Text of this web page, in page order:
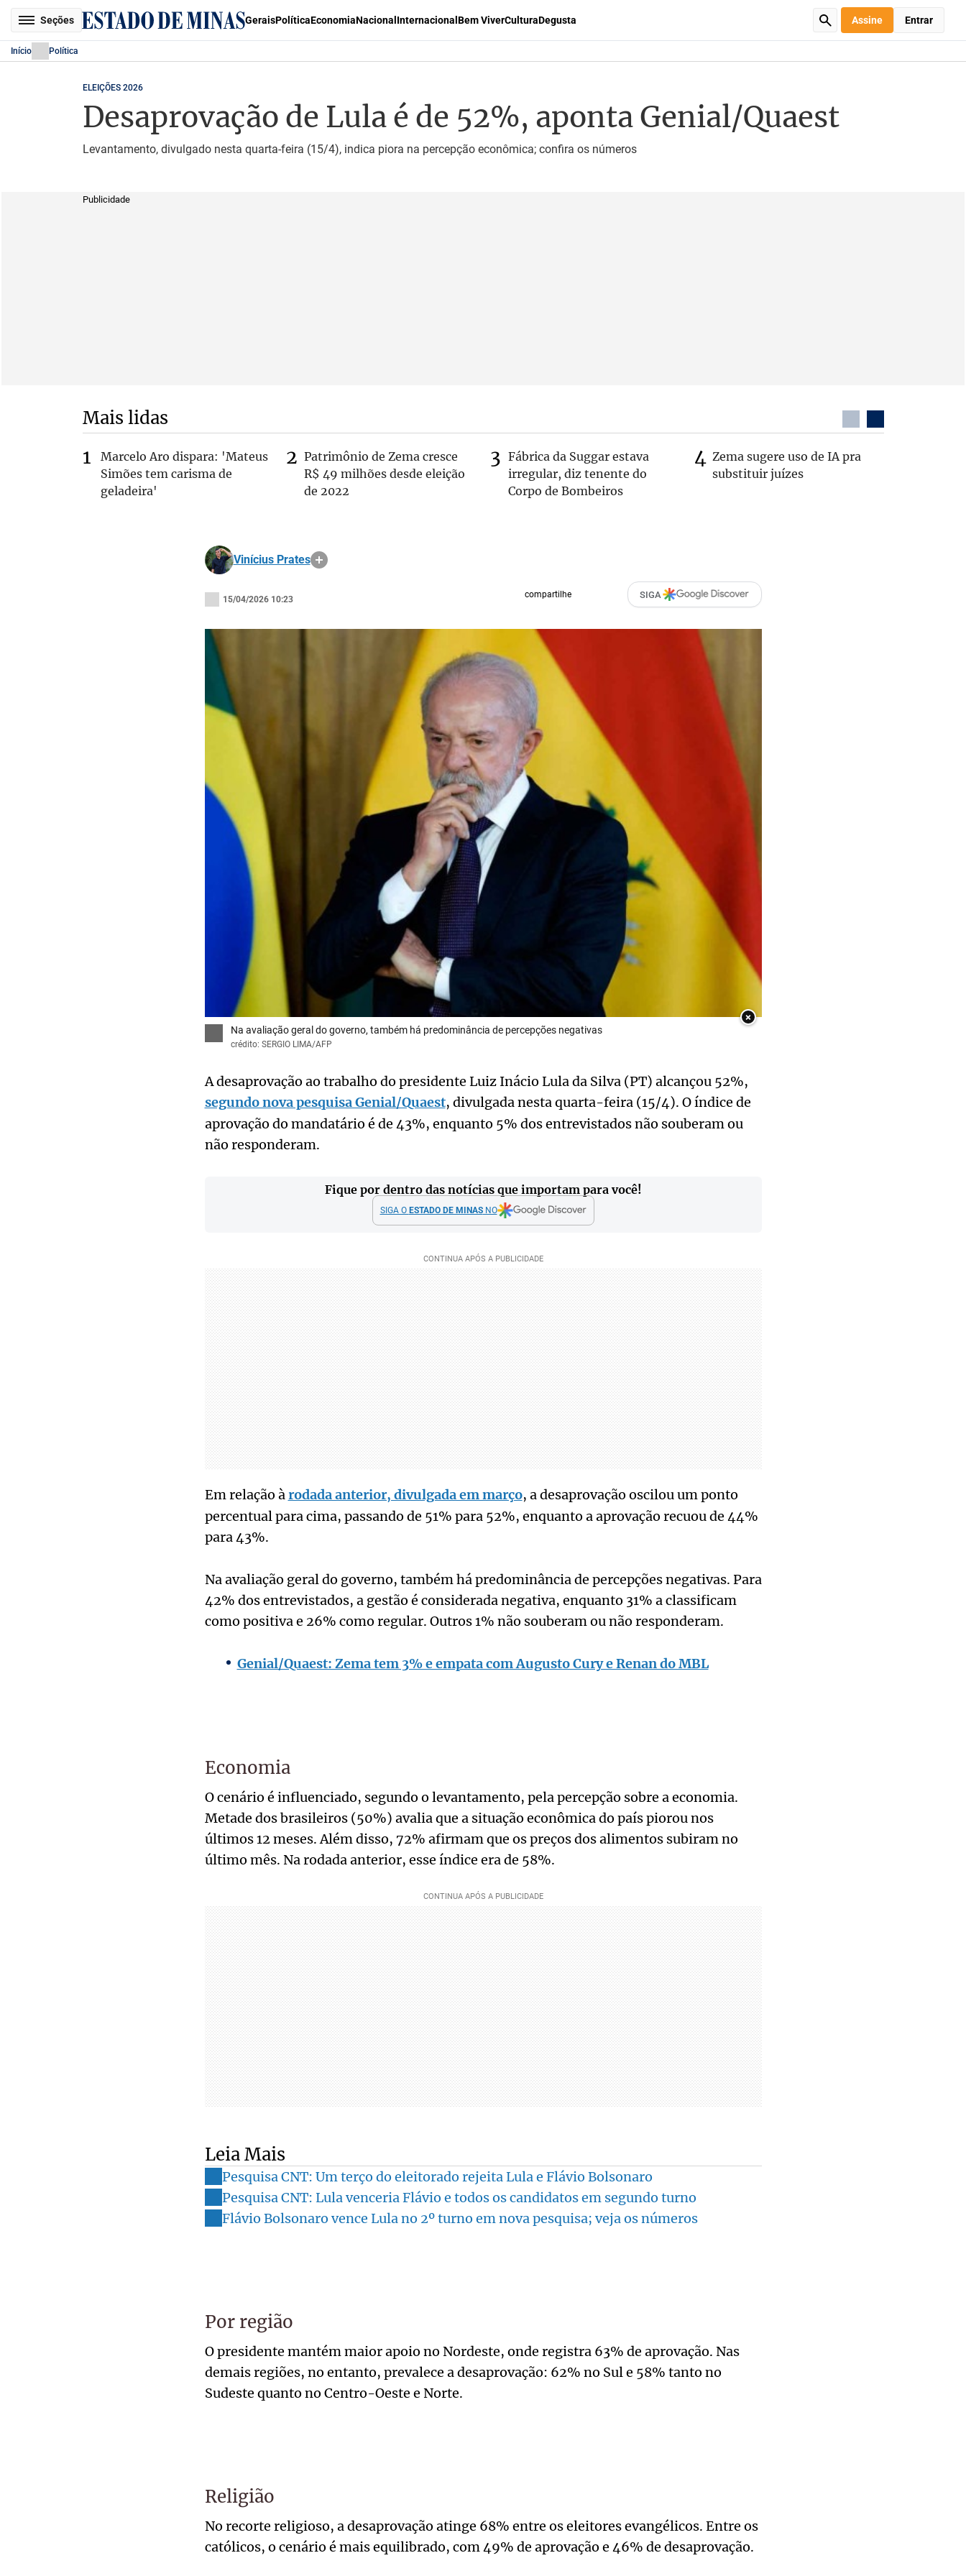
Seções GeraisPolíticaEconomiaNacional Internacional Bem ViverCulturaDegusta Assine Entrar
Início Política
ELEIÇÕES 2026
Desaprovação de Lula é de 52%, aponta Genial/Quaest
Levantamento, divulgado nesta quarta-feira (15/4), indica piora na percepção econômica; confira os números
Publicidade
Mais lidas
Marcelo Aro dispara: 'Mateus
Simões tem carisma de
geladeira'
Patrimônio de Zema cresce
R$ 49 milhões desde eleição
de 2022
Fábrica da Suggar estava
irregular, diz tenente do
Corpo de Bombeiros
Zema sugere uso de IA pra
substituir juízes
Vinícius Prates
15/04/2026 10:23 compartilhe SIGA
×
Na avaliação geral do governo, também há predominância de percepções negativas
crédito: SERGIO LIMA/AFP
A desaprovação ao trabalho do presidente Luiz Inácio Lula da Silva (PT) alcançou 52%,
segundo nova pesquisa Genial/Quaest, divulgada nesta quarta-feira (15/4). O índice de
aprovação do mandatário é de 43%, enquanto 5% dos entrevistados não souberam ou
não responderam.
Fique por dentro das notícias que importam para você!
SIGA O ESTADO DE MINASNO
Em relação àrodada anterior, divulgada em março, a desaprovação oscilou um ponto
percentual para cima, passando de 51% para 52%, enquanto a aprovação recuou de 44%
para 43%.
Na avaliação geral do governo, também há predominância de percepções negativas. Para
42% dos entrevistados, a gestão é considerada negativa, enquanto 31% a classificam
como positiva e 26% como regular. Outros 1% não souberam ou não responderam.
Genial/Quaest: Zema tem 3% e empata com Augusto Cury e Renan do MBL
Economia
O cenário é influenciado, segundo o levantamento, pela percepção sobre a economia.
Metade dos brasileiros (50%) avalia que a situação econômica do país piorou nos
últimos 12 meses. Além disso, 72% afirmam que os preços dos alimentos subiram no
último mês. Na rodada anterior, esse índice era de 58%.
Leia Mais
Pesquisa CNT: Um terço do eleitorado rejeita Lula e Flávio Bolsonaro
Pesquisa CNT: Lula venceria Flávio e todos os candidatos em segundo turno
Flávio Bolsonaro vence Lula no 2º turno em nova pesquisa; veja os números
Por região
O presidente mantém maior apoio no Nordeste, onde registra 63% de aprovação. Nas
demais regiões, no entanto, prevalece a desaprovação: 62% no Sul e 58% tanto no
Sudeste quanto no Centro-Oeste e Norte.
Religião
No recorte religioso, a desaprovação atinge 68% entre os eleitores evangélicos. Entre os
católicos, o cenário é mais equilibrado, com 49% de aprovação e 46% de desaprovação.